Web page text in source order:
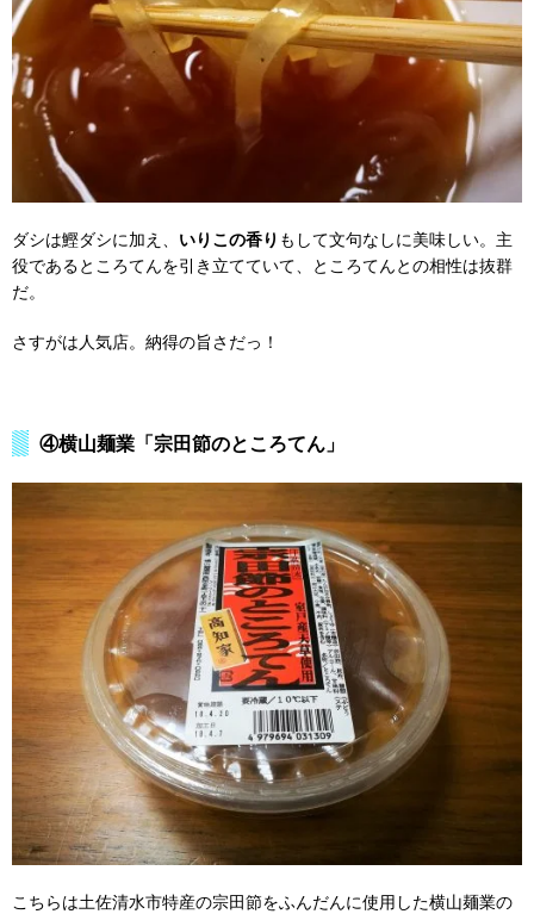
ダシは鰹ダシに加え、 いりこの香り もして文句なしに美味しい。主
役であるところてんを引き立てていて、ところてんとの相性は抜群
だ。
さすがは人気店。納得の旨さだっ！
④横山麺業「宗田節のところてん」
こちらは土佐清水市特産の宗田節をふんだんに使用した横山麺業の